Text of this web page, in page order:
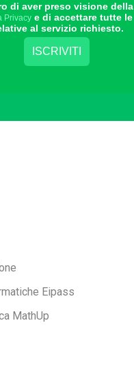
di aver preso visione della
Privacy e di accettare tutte le
al servizio richiesto.
Eipass
MathUp